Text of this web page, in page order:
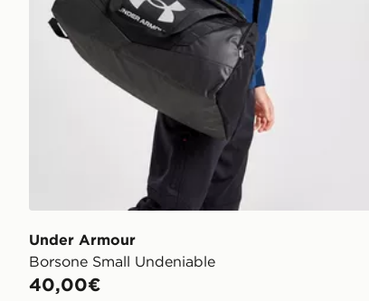
Under Armour
Borsone Small Undeniable
40,00€